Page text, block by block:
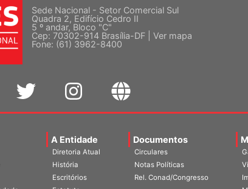
Sede Nacional - Setor Comercial Sul
Quadra 2, Edifício Cedro II
5 º andar, Bloco "C"
Cep: 70302-914 Brasília-DF | Ver mapa
Fone: (61) 3962-8400
A Entidade
Diretoria Atual
História
Escritórios
Documentos
Circulares
Notas Políticas
Rel. Conad/Congresso